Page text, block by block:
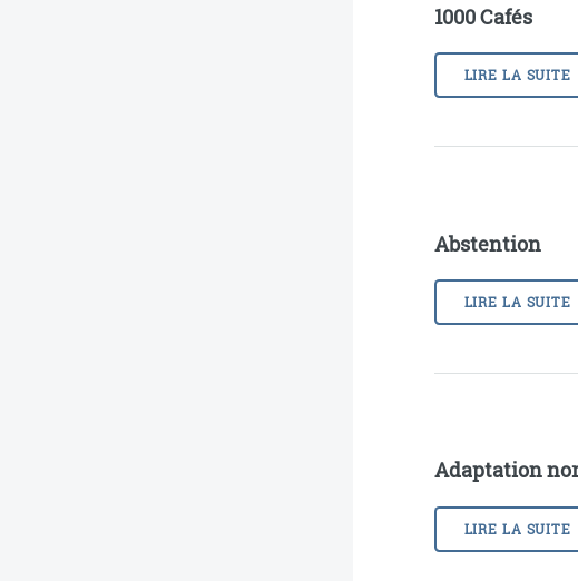
1000 Cafés
LIRE LA SUITE
Abstention
LIRE LA SUITE
Adaptation
LIRE LA SUITE